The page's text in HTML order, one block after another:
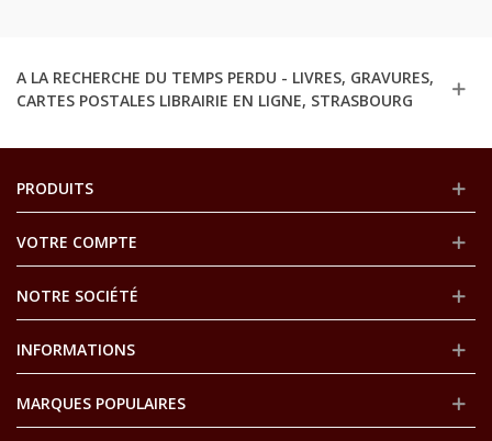
A LA RECHERCHE DU TEMPS PERDU - LIVRES, GRAVURES,
CARTES POSTALES LIBRAIRIE EN LIGNE, STRASBOURG
PRODUITS
VOTRE COMPTE
NOTRE SOCIÉTÉ
INFORMATIONS
MARQUES POPULAIRES